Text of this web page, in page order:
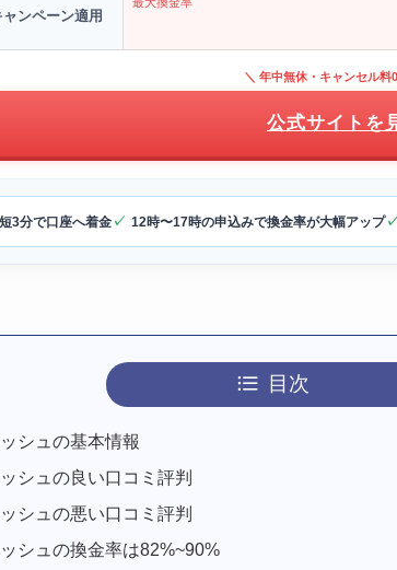
ャンペーン適用
＼ 年中無休・キャンセル料
公式サイトを
3分で口座へ着金 12時〜17時の申込みで換金率が大幅アップ
目次
シュの基本情報
シュの良い口コミ評判
シュの悪い口コミ評判
シュの換金率は82%~90%